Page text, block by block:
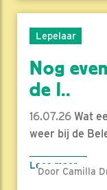
Lepelaar
Nog
de l..
16.07.26 Wat
weer bij de
Lees meer
Door Camilla